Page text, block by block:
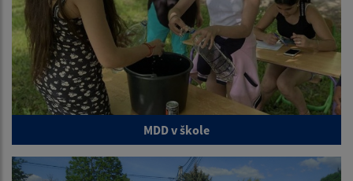
MDD v škole